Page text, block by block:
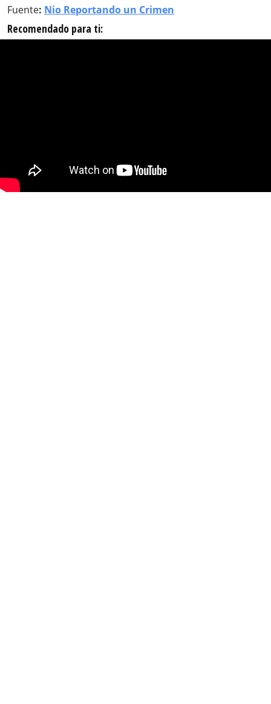
Fuente: Nio Reportando un Crimen
Recomendado para ti: